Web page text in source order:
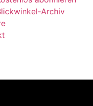
Archiv